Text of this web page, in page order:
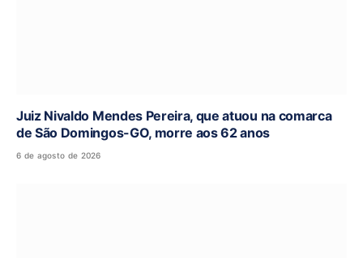
Juiz Nivaldo Mendes Pereira, que atuou na comarca
de São Domingos-GO, morre aos 62 anos
6 de agosto de 2026